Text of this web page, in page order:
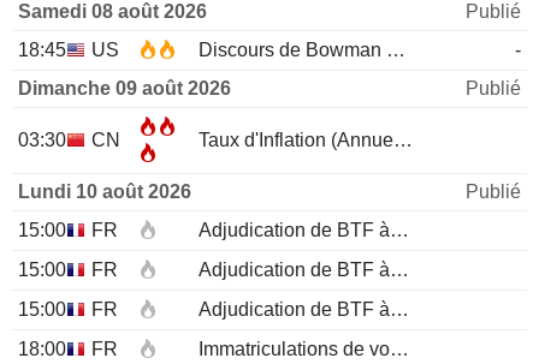
Samedi 08 août 2026
Publié
18:45
US Discours de Bowman de la Fed
-
Dimanche 09 août 2026
Publié
03:30 CN Taux d'Inflation (Annuel)
Lundi 10 août 2026
Publié
15:00
FR
Adjudication de BTF à 12 mois
15:00
FR
Adjudication de BTF à 6 mois
15:00
FR
Adjudication de BTF à 3 mois
18:00
FR
Immatriculations de voitures neuves (annuelles)